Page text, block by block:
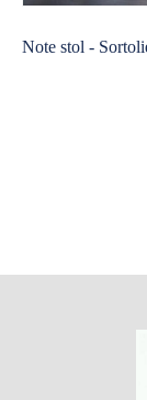
Note stol -